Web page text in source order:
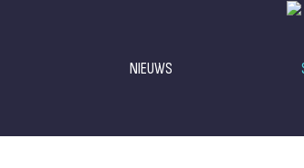
NIEUWS